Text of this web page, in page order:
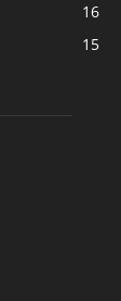
16
15